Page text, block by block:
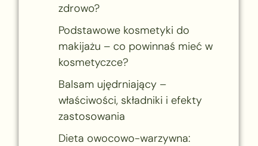
zdrowo?
Podstawowe kosmetyki do
makijażu – co powinnaś mieć w
kosmetyczce?
Balsam ujędrniający –
właściwości, składniki i efekty
zastosowania
Dieta owocowo-warzywna: